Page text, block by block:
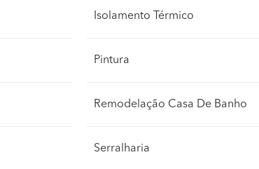
Isolamento Térmico
Pintura
Remodelação Casa De Banho
Serralharia